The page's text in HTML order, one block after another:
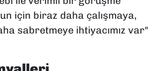
için biraz daha çalışmaya,
sabretmeye ihtiyacımız var"